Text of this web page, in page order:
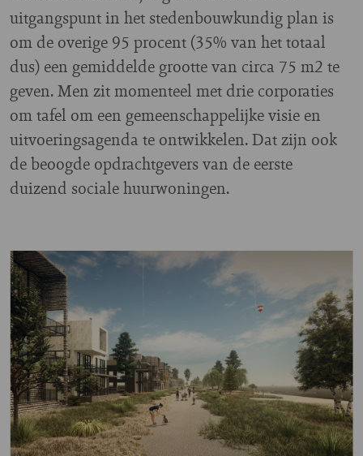
uitgangspunt in het stedenbouwkundig plan is
om de overige 95 procent (35% van het totaal
dus) een gemiddelde grootte van circa 75 m2 te
geven. Men zit momenteel met drie corporaties
om tafel om een gemeenschappelijke visie en
uitvoeringsagenda te ontwikkelen. Dat zijn ook
de beoogde opdrachtgevers van de eerste
duizend sociale huurwoningen.